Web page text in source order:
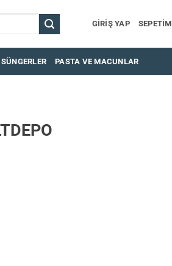
GIRIŞ YAP SEPETIM
SÜNGERLER PASTA VE MACUNLAR